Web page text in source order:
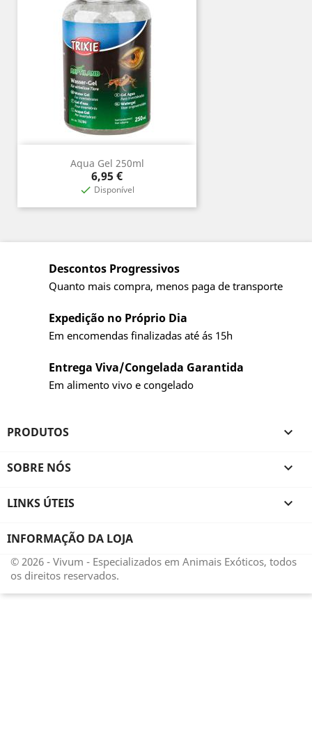
Aqua Gel 250ml
Preço
6,95 €
 Disponível
Descontos Progressivos
Quanto mais compra, menos paga de transporte
Expedição no Próprio Dia
Em encomendas finalizadas até ás 15h
Entrega Viva/Congelada Garantida
Em alimento vivo e congelado
PRODUTOS 
SOBRE NÓS 
LINKS ÚTEIS 
INFORMAÇÃO DA LOJA
© 2026 - Vivum - Especializados em Animais Exóticos, todos
os direitos reservados.